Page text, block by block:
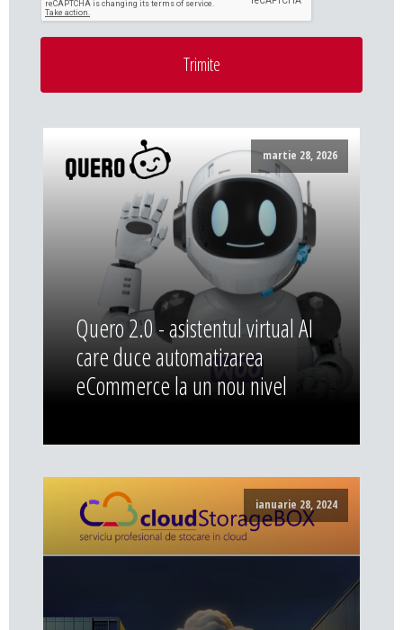
Trimite
martie 28, 2026
Quero 2.0 - asistentul virtual AI
care duce automatizarea
eCommerce la un nou nivel
ianuarie 28, 2024